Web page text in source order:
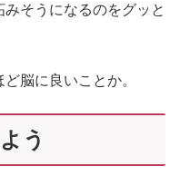
そうになるのをグッと
脳に良いことか。
う